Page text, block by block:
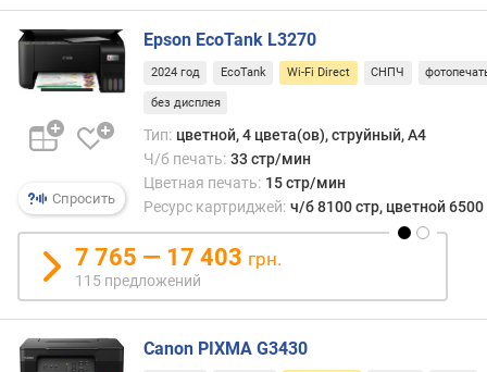
и
без
и
о
д
е
е
х
д
о
р
Спросить
Epson EcoTank L3270
2024 год EcoTank Wi-Fi Direct СНПЧ
без дисплея
Тип: цветной, 4 цвета(ов), струйный, A4
Ч/б печать: 33 стр/мин
Цветная печать: 15 стр/мин
Ресурс картриджей: ч/б 8100 стр, цветной 6500
7 765 — 17 403 грн.
115 предложений
Canon PIXMA G3430